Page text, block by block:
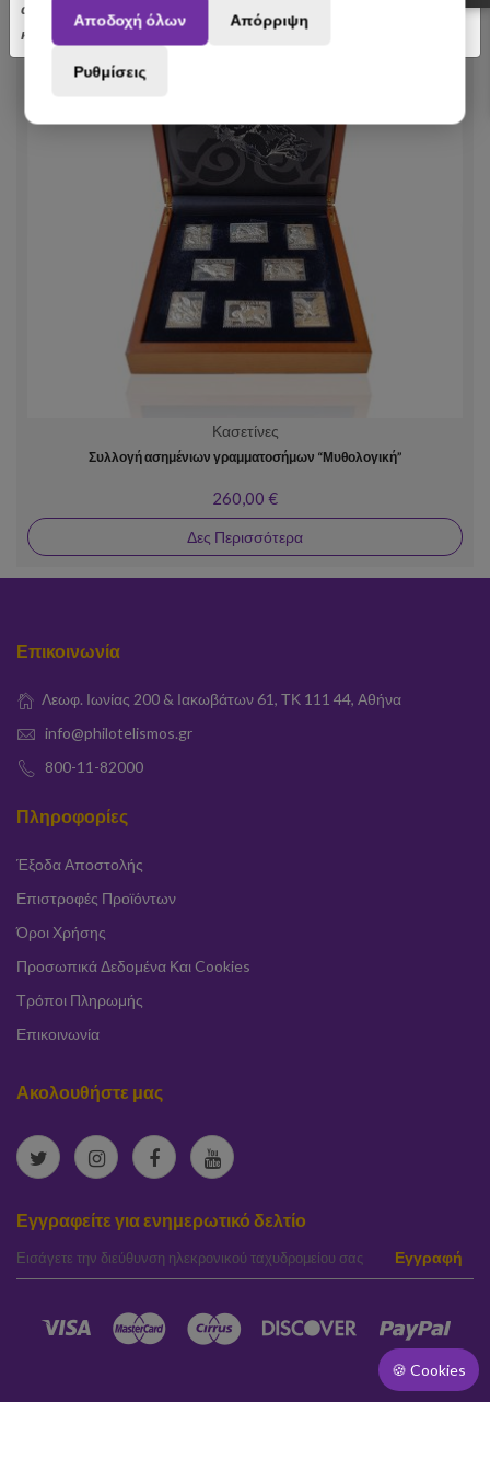
αποσταλούν με σχετική καθυστέρηση. Ευχαριστούμε για την
κατανόηση.
Κασετίνες
Συλλογή ασημένιων γραμματοσήμων “Μυθολογική”
260,00 €
Δες Περισσότερα
Επικοινωνία
Λεωφ. Ιωνίας 200 & Ιακωβάτων 61, ΤΚ 111 44, Αθήνα
info@philotelismos.gr
800-11-82000
Πληροφορίες
Έξοδα Αποστολής
Επιστροφές Προϊόντων
Όροι Χρήσης
Προσωπικά Δεδομένα Και Cookies
Τρόποι Πληρωμής
Επικοινωνία
Ακολουθήστε μας
Εγγραφείτε για ενημερωτικό δελτίο
elta Εγγραφή
Αποδοχή όλων Απόρριψη
Ρυθμίσεις
🍪 Cookies